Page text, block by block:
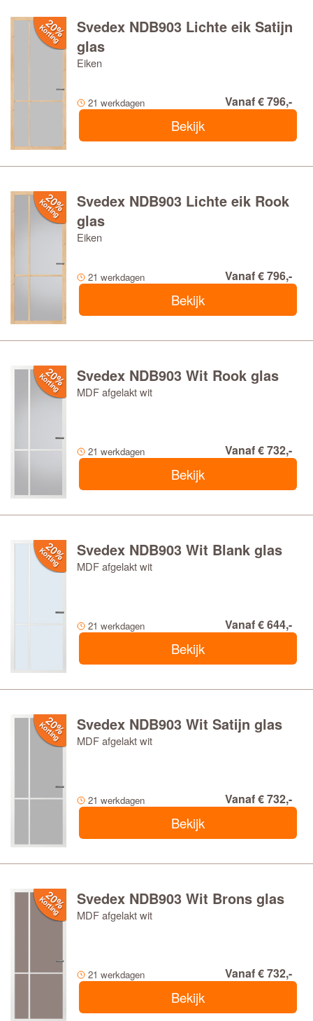
Svedex NDB903 Lichte eik Satijn
glas
Eiken
21 werkdagen Vanaf € 796,-
Bekijk
Svedex NDB903 Lichte eik Rook
glas
Eiken
21 werkdagen Vanaf € 796,-
Bekijk
Svedex NDB903 Wit Rook glas
MDF afgelakt wit
21 werkdagen Vanaf € 732,-
Bekijk
Svedex NDB903 Wit Blank glas
MDF afgelakt wit
21 werkdagen Vanaf € 644,-
Bekijk
Svedex NDB903 Wit Satijn glas
MDF afgelakt wit
21 werkdagen Vanaf € 732,-
Bekijk
Svedex NDB903 Wit Brons glas
MDF afgelakt wit
21 werkdagen Vanaf € 732,-
Bekijk